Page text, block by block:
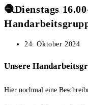
🧶Dienstags
Beitrag
24. Oktober 2024
Unsere
Hier nochmal eine